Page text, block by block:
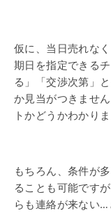
仮に、当日売れな
期日を指定できる
る」「交渉次第」
か見当がつきませ
トかどうかわかりま
もちろん、条件が
ることも可能です
らも連絡が来ない